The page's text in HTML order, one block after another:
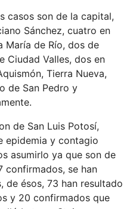
casos son de la capital,
Sánchez, cuatro en
María de Río, dos de
Ciudad Valles, dos en
Tierra Nueva,
de San Pedro y
de San Luis Potosí,
epidemia y contagio
asumirlo ya que son de
confirmados, se han
ésos, 73 han resultado
y 20 confirmados que